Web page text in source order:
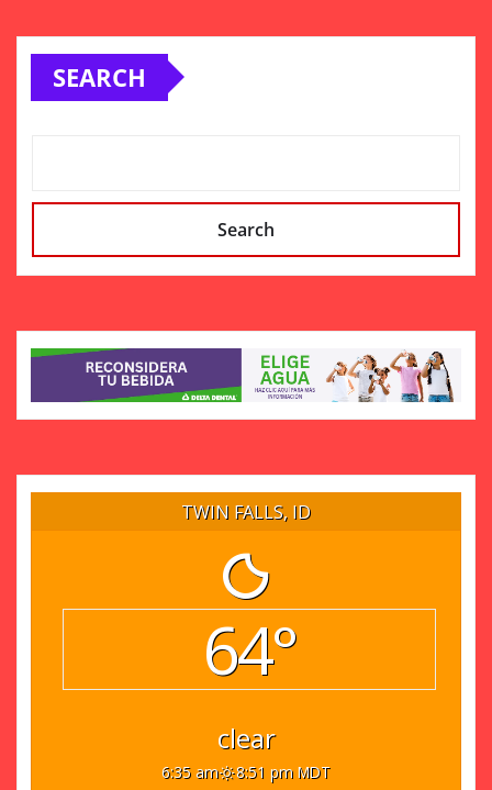
SEARCH
Search
TWIN FALLS, ID
64°
clear
6:35 am 8:51 pm MDT